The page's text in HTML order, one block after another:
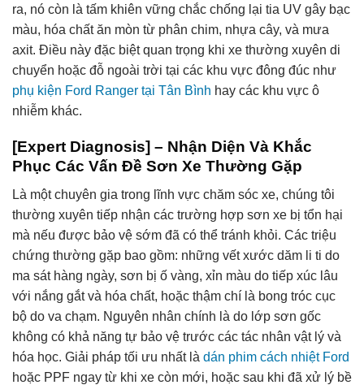
ra, nó còn là tấm khiên vững chắc chống lại tia UV gây bạc
màu, hóa chất ăn mòn từ phân chim, nhựa cây, và mưa
axit. Điều này đặc biệt quan trọng khi xe thường xuyên di
chuyển hoặc đỗ ngoài trời tại các khu vực đông đúc như
phụ kiện Ford Ranger tại Tân Bình hay các khu vực ô
nhiễm khác.
[Expert Diagnosis] – Nhận Diện Và Khắc
Phục Các Vấn Đề Sơn Xe Thường Gặp
Là một chuyên gia trong lĩnh vực chăm sóc xe, chúng tôi
thường xuyên tiếp nhận các trường hợp sơn xe bị tổn hại
mà nếu được bảo vệ sớm đã có thể tránh khỏi. Các triệu
chứng thường gặp bao gồm: những vết xước dăm li ti do
ma sát hàng ngày, sơn bị ố vàng, xỉn màu do tiếp xúc lâu
với nắng gắt và hóa chất, hoặc thậm chí là bong tróc cục
bộ do va chạm. Nguyên nhân chính là do lớp sơn gốc
không có khả năng tự bảo vệ trước các tác nhân vật lý và
hóa học. Giải pháp tối ưu nhất là dán phim cách nhiệt Ford
hoặc PPF ngay từ khi xe còn mới, hoặc sau khi đã xử lý bề